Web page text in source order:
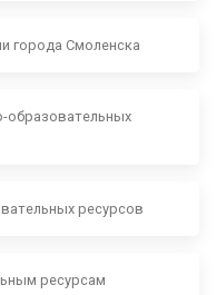
города Смоленска
образовательных
ресурсов
ресурсам